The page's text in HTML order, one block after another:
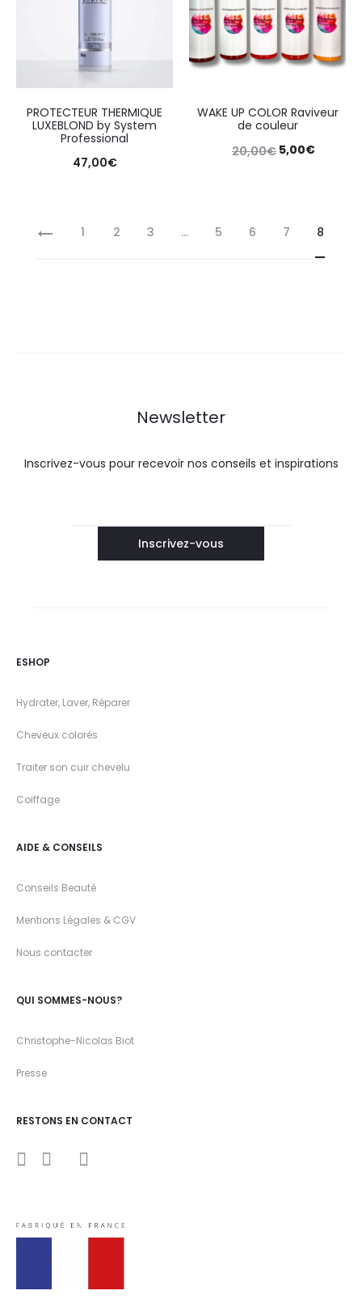
PROTECTEUR THERMIQUE
LUXEBLOND by System
Professional
47,00€
WAKE UP COLOR Raviveur
de couleur
20,00€ 5,00€
1 2 3 … 5 6 7 8
Newsletter
Inscrivez-vous pour recevoir nos conseils et inspirations
ESHOP
Hydrater, Laver, Réparer
Cheveux colorés
Traiter son cuir chevelu
Coiffage
AIDE & CONSEILS
Conseils Beauté
Mentions Légales & CGV
Nous contacter
QUI SOMMES-NOUS?
Christophe-Nicolas Biot
Presse
RESTONS EN CONTACT
a
u
b